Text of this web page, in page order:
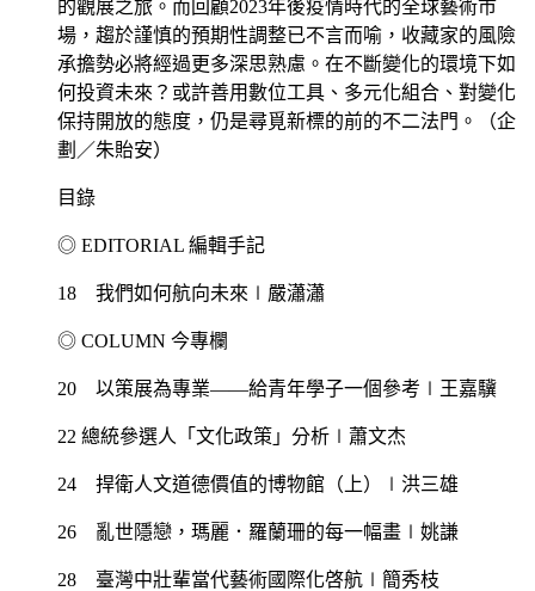
的觀展之旅。而回顧2023年後疫情時代的全球藝術市
場，趨於謹慎的預期性調整已不言而喻，收藏家的風險
承擔勢必將經過更多深思熟慮。在不斷變化的環境下如
何投資未來？或許善用數位工具、多元化組合、對變化
保持開放的態度，仍是尋覓新標的前的不二法門。（企
劃／朱貽安）
目錄
◎ EDITORIAL 編輯手記
18 我們如何航向未來∣嚴瀟瀟
◎ COLUMN 今專欄
20 以策展為專業——給青年學子一個參考∣王嘉驥
22 總統參選人「文化政策」分析∣蕭文杰
24 捍衛人文道德價值的博物館（上）∣洪三雄
26 亂世隱戀，瑪麗．羅蘭珊的每一幅畫∣姚謙
28 臺灣中壯輩當代藝術國際化啓航∣簡秀枝